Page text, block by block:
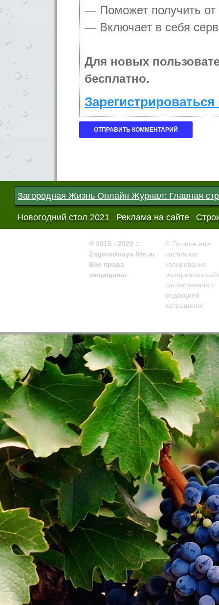
— Поможет получить от
— Включает в себя
Для новых
бесплатно.
Зарегистрироваться
Загородная Жизнь Онлайн Журнал: Главная
Новогодний стол 2021 Реклама на сайте
© 2015 - 2022 ::
Zagorodnaya-life.ru
Все права
защищены
© Полное или
частичное
копирование
материалов
согласования с
редакцией
запрещено!